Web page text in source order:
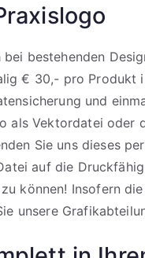
bestehenden
€ 30,- pro Produkt
und
als Vektordatei oder
Sie uns dieses
auf die
können! Insofern
unsere